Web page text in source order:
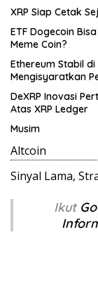
XRP Siap Cetak
ETF Dogecoin
Meme Coin?
Ethereum Stabil
Mengisyaratkan
DeXRP Inovasi
Atas XRP Ledger
Musim
Altcoin
Sinyal Lama,
Ikut